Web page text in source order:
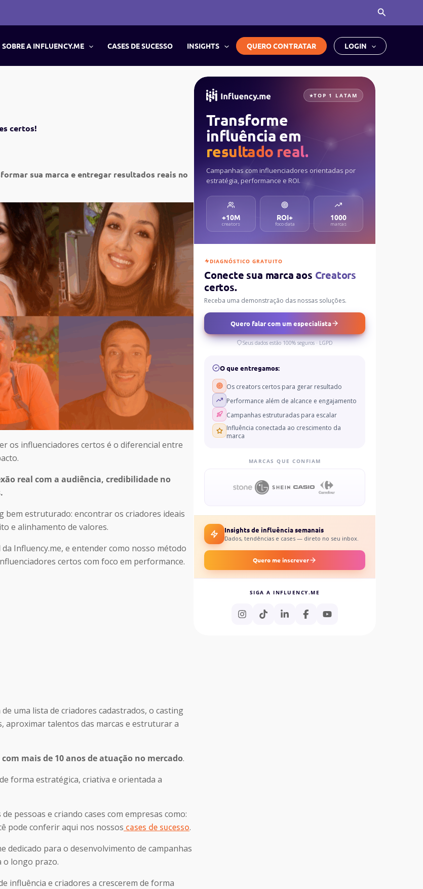
Pesquisar
SOBRE A INFLUENCY.ME CASES DE SUCESSO INSIGHTS QUERO CONTRATAR LOGIN
certos!
sua marca e entregar resultados reais no
os influenciadores certos é o diferencial entre
real com a audiência, credibilidade no
bem estruturado: encontrar os criadores ideais
e alinhamento de valores.
Influency.me, e entender como nosso método
certos com foco em performance.
uma lista de criadores cadastrados, o casting
aproximar talentos das marcas e estruturar a
com mais de 10 anos de atuação no mercado.
forma estratégica, criativa e orientada a
pessoas e criando cases com empresas como:
pode conferir aqui nos nossos cases de sucesso.
dedicado para o desenvolvimento de campanhas
o longo prazo.
influência e criadores a crescerem de forma
TOP 1 LATAM
Transforme
influência em
resultado real.
Campanhas com influenciadores orientadas por
estratégia, performance e ROI.
+10M
creators
ROI+
foco data
1000
marcas
DIAGNÓSTICO GRATUITO
Conecte sua marca aos Creators
certos.
Receba uma demonstração das nossas soluções.
Quero falar com um especialista
Seus dados estão 100% seguros · LGPD
O que entregamos:
Os creators certos para gerar resultado
Performance além de alcance e engajamento
Campanhas estruturadas para escalar
Influência conectada ao crescimento da
marca
MARCAS QUE CONFIAM
Insights de influência semanais
Dados, tendências e cases — direto no seu inbox.
Quero me inscrever
SIGA A INFLUENCY.ME